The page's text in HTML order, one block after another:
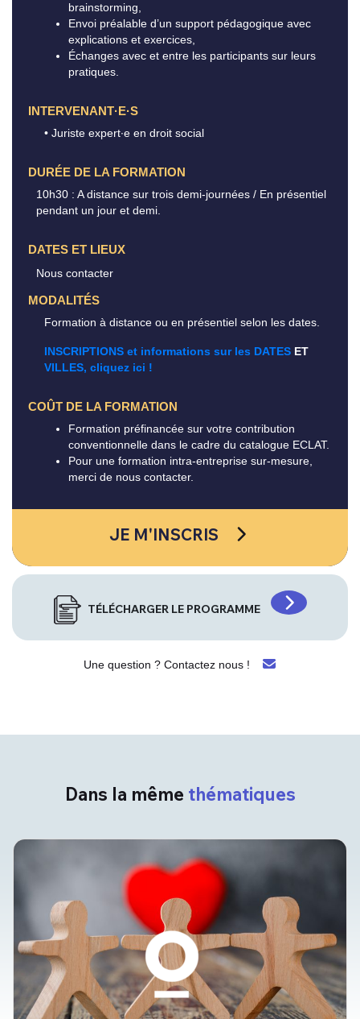
brainstorming,
Envoi préalable d’un support pédagogique avec
explications et exercices,
Échanges avec et entre les participants sur leurs
pratiques.
INTERVENANT·E·S
• Juriste expert∙e en droit social
DURÉE DE LA FORMATION
10h30 : A distance sur trois demi-journées / En présentiel
pendant un jour et demi.
DATES ET LIEUX
Nous contacter
MODALITÉS
Formation à distance ou en présentiel selon les dates.
INSCRIPTIONS et informations sur les DATES ET
VILLES, cliquez ici !
COÛT DE LA FORMATION
Formation préfinancée sur votre contribution
conventionnelle dans le cadre du catalogue ECLAT.
Pour une formation intra-entreprise sur-mesure,
merci de nous contacter.
JE M'INSCRIS
TÉLÉCHARGER LE PROGRAMME
Une question ? Contactez nous !
Dans la même thématiques